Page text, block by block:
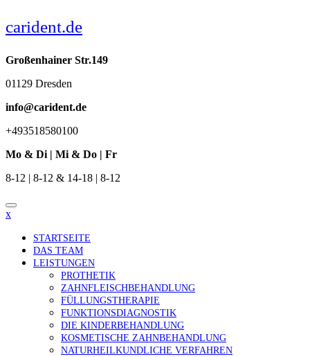
Skip
to
carident.de
Großenhainer Str.149
01129 Dresden
info@carident.de
+493518580100
Mo & Di | Mi & Do | Fr
8-12 | 8-12 & 14-18 | 8-12
x
STARTSEITE
DAS TEAM
LEISTUNGEN
PROTHETIK
ZAHNFLEISCHBEHANDLUNG
FÜLLUNGSTHERAPIE
FUNKTIONSDIAGNOSTIK
DIE KINDERBEHANDLUNG
KOSMETISCHE ZAHNBEHANDLUNG
NATURHEILKUNDLICHE VERFAHREN